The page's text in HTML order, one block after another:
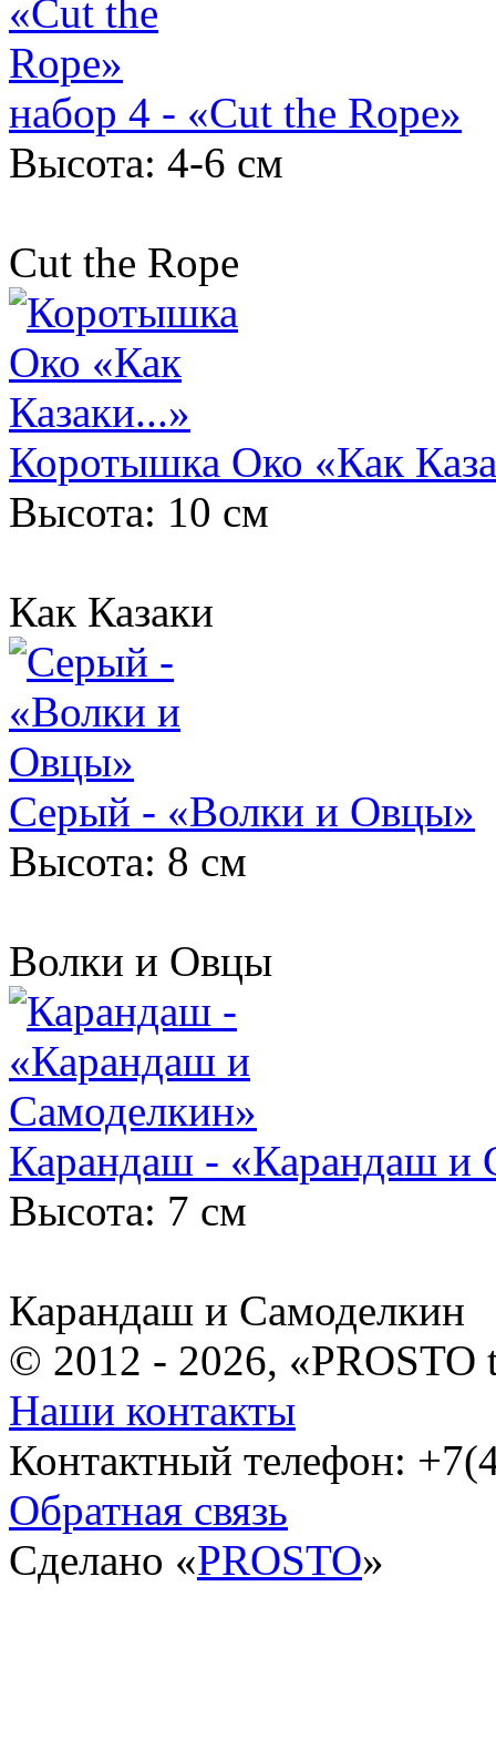
набор 4 - «Cut the Rope»
Высота: 4-6 см
Cut the Rope
Коротышка Око «Как
Высота: 10 см
Как Казаки
Серый - «Волки и Овцы»
Высота: 8 см
Волки и Овцы
Карандаш - «Карандаш и
Высота: 7 см
Карандаш и Самоделкин
© 2012 - 2026, «PROSTO
Наши контакты
Контактный телефон:
Обратная связь
Сделано «PROSTO»